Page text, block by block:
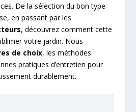
De la sélection du bon type
en passant par les
, découvrez comment cette
votre jardin. Nous
de choix, les méthodes
pratiques d’entretien pour
durablement.